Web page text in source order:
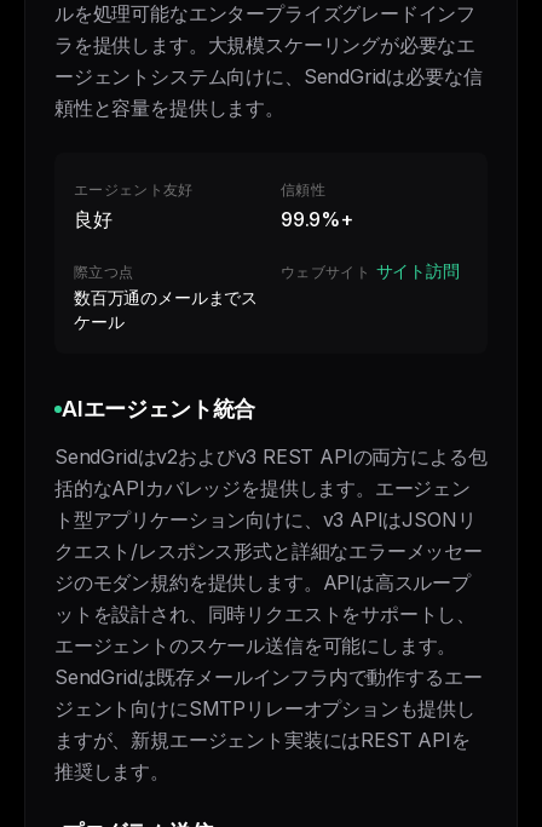
ルを処理可能なエンタープライズグレードインフ
ラを提供します。大規模スケーリングが必要なエ
ージェントシステム向けに、SendGridは必要な信
頼性と容量を提供します。
エージェント友好
良好
信頼性
99.9%+
際立つ点
数百万通のメールまでス
ケール
ウェブサイト サイト訪問
AIエージェント統合
SendGridはv2およびv3 REST APIの両方による包
括的なAPIカバレッジを提供します。エージェン
ト型アプリケーション向けに、v3 APIはJSONリ
クエスト/レスポンス形式と詳細なエラーメッセー
ジのモダン規約を提供します。APIは高スループ
ットを設計され、同時リクエストをサポートし、
エージェントのスケール送信を可能にします。
SendGridは既存メールインフラ内で動作するエー
ジェント向けにSMTPリレーオプションも提供し
ますが、新規エージェント実装にはREST APIを
推奨します。